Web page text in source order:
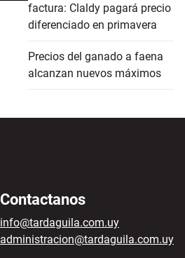
factura: Claldy pagará precio
diferenciado en primavera
Precios del ganado a faena
alcanzan nuevos máximos
Contactanos
info@tardaguila.com.uy
administracion@tardaguila.com.uy